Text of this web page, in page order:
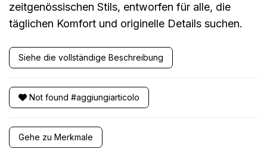
zeitgenössischen Stils, entworfen für alle, die
täglichen Komfort und originelle Details suchen.
Siehe die vollständige Beschreibung
Not found #aggiungiarticolo
Gehe zu Merkmale